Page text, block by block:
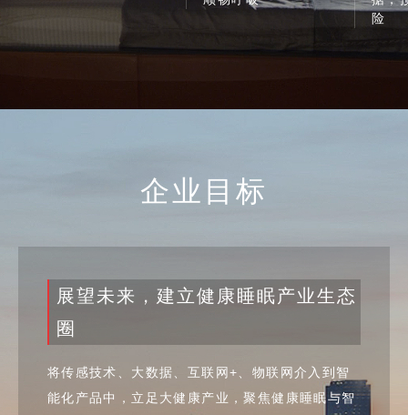
险
企业目标
展望未来，建立健康睡眠产业生态
圈
将传感技术、大数据、互联网+、物联网介入到智
能化产品中，立足大健康产业，聚焦健康睡眠与智